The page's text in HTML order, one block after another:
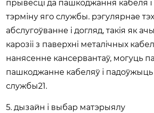
прывесці да пашкоджання кабеля і
тэрміну яго службы. рэгулярнае
абслугоўванне і догляд, такія як
карозіі з паверхні металічных
нанясенне кансервантаў, могуць
пашкоджанне кабеляў і падоўжыць
службы21.
5. дызайн і выбар матэрыялу